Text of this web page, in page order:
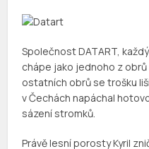
Společnost DATART,
chápe jako jednoho z
ostatních obrů se trošku
v Čechách napáchal
sázení stromků.
Právě lesní porosty Kyril